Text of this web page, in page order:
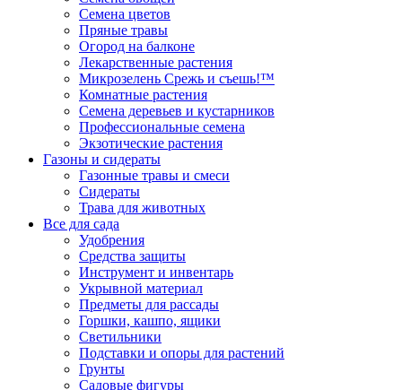
Семена цветов
Пряные травы
Огород на балконе
Лекарственные растения
Микрозелень Срежь и съешь!™
Комнатные растения
Семена деревьев и кустарников
Профессиональные семена
Экзотические растения
Газоны и сидераты
Газонные травы и смеси
Сидераты
Трава для животных
Все для сада
Удобрения
Средства защиты
Инструмент и инвентарь
Укрывной материал
Предметы для рассады
Горшки, кашпо, ящики
Светильники
Подставки и опоры для растений
Грунты
Садовые фигуры